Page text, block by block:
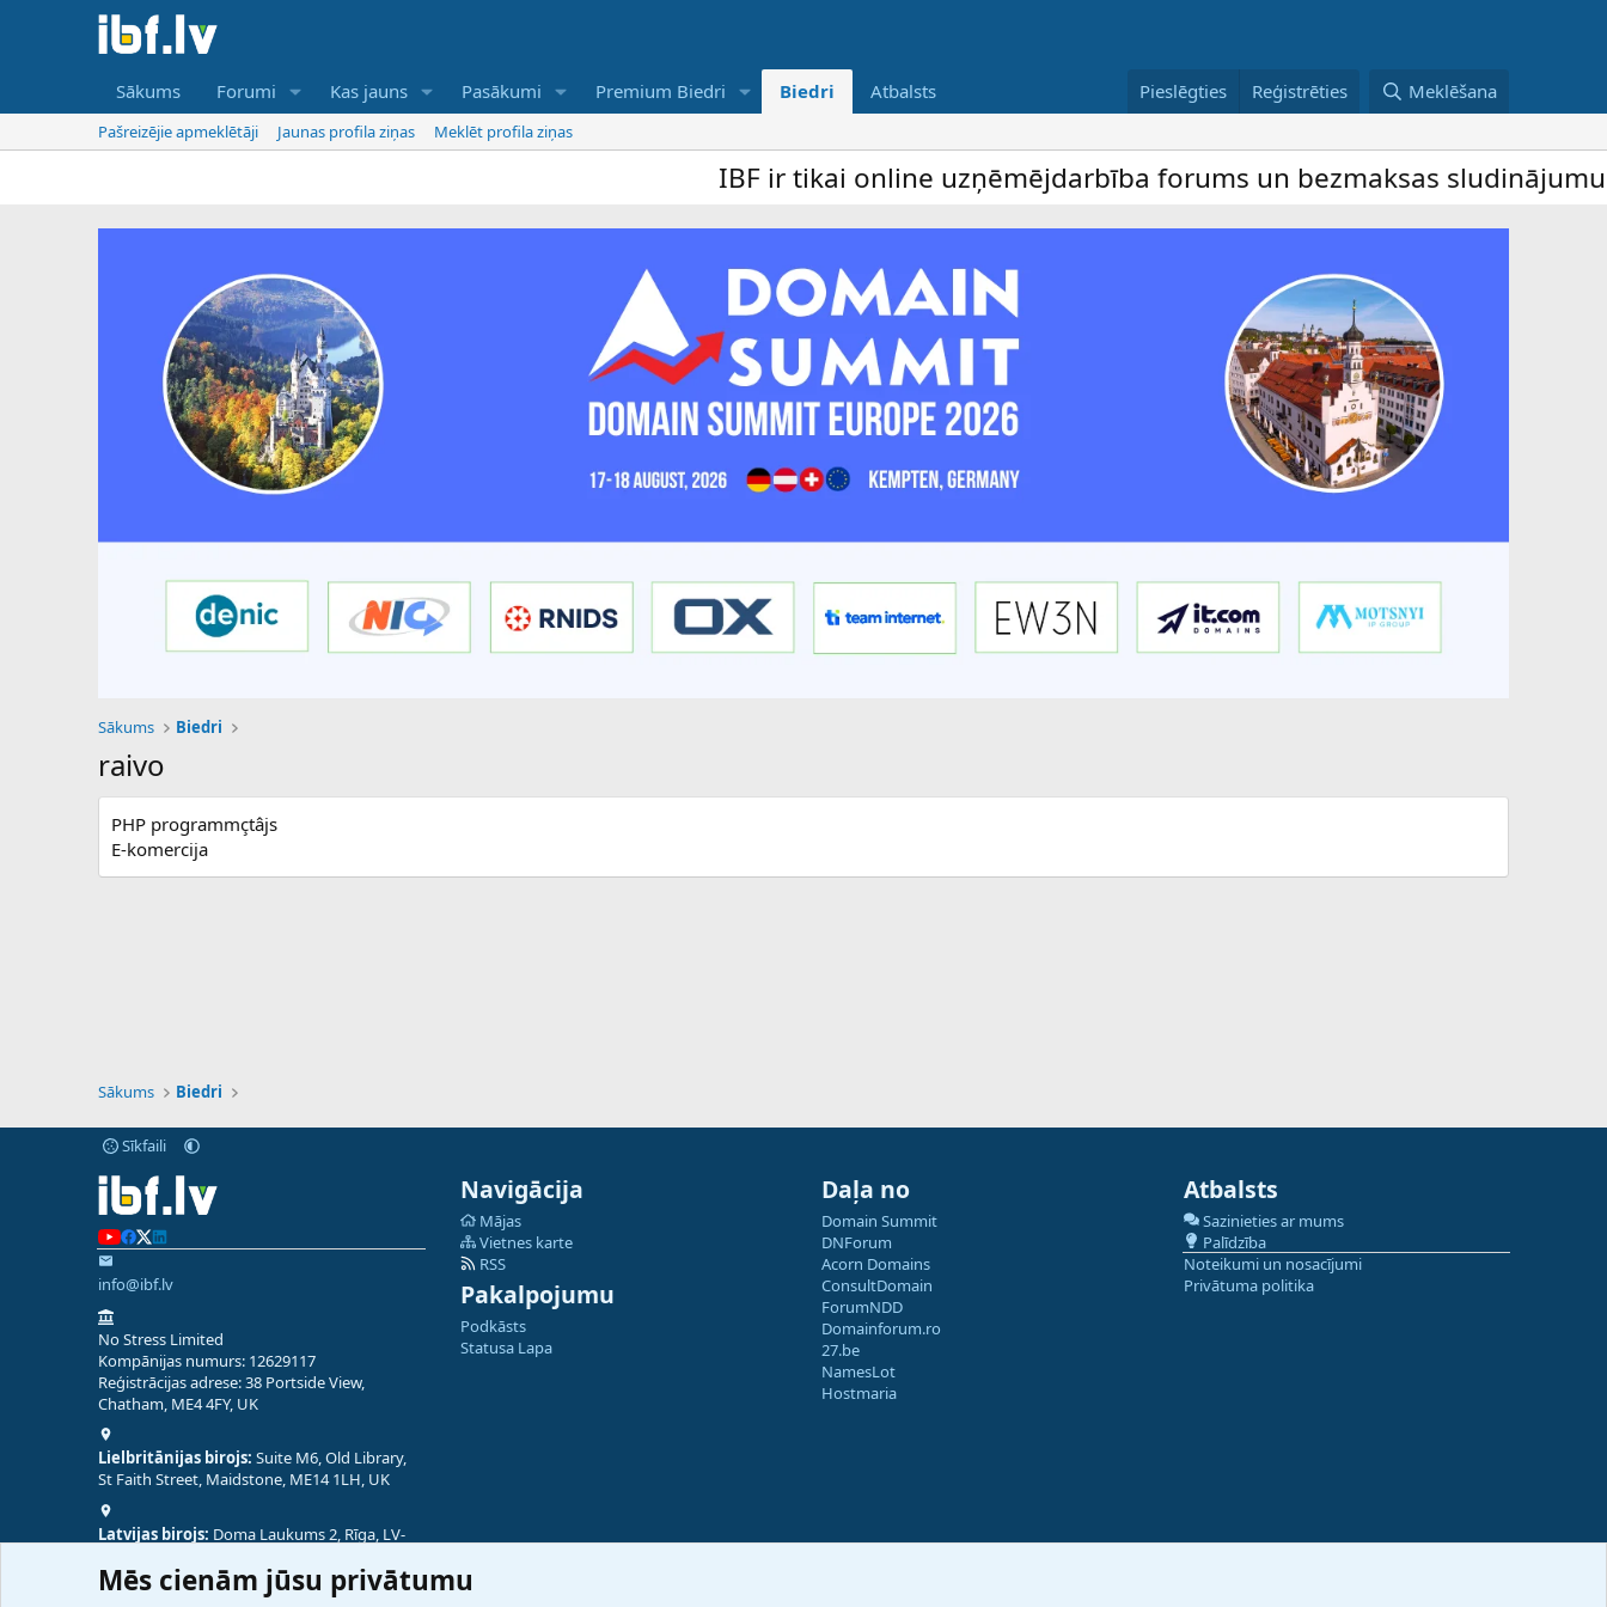
Sākums Forumi Kas jauns Pasākumi Premium Biedri Biedri Atbalsts Pieslēgties Reģistrēties Meklēšana
Pašreizējie apmeklētāji Jaunas profila ziņas Meklēt profila ziņas
IBF ir tikai online uzņēmējdarbība forums un bezmaksas sludinājumu
Sākums Biedri
raivo
PHP programmçtâjs
E-komercija
Sākums Biedri
Sīkfaili
info@ibf.lv
No Stress Limited
Kompānijas numurs: 12629117
Reģistrācijas adrese: 38 Portside View,
Chatham, ME4 4FY, UK
Lielbritānijas birojs: Suite M6, Old Library,
St Faith Street, Maidstone, ME14 1LH, UK
Latvijas birojs: Doma Laukums 2, Rīga, LV-
Navigācija
Mājas
Vietnes karte
RSS
Pakalpojumu
Podkāsts
Statusa Lapa
Daļa no
Domain Summit
DNForum
Acorn Domains
ConsultDomain
ForumNDD
Domainforum.ro
27.be
NamesLot
Hostmaria
Atbalsts
Sazinieties ar mums
Palīdzība
Noteikumi un nosacījumi
Privātuma politika
Mēs cienām jūsu privātumu